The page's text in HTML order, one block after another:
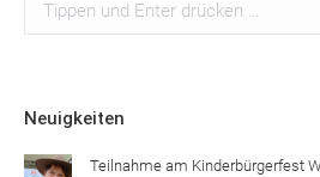
Neuigkeiten
Teilnahme am Kinderbürgerfest